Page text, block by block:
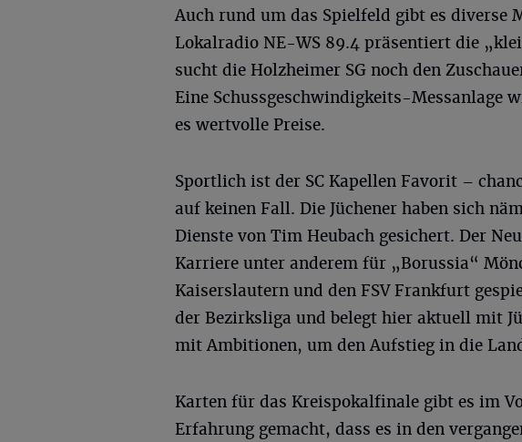
Auch rund um das Spielfeld gibt es diverse
Lokalradio NE-WS 89.4 präsentiert die
sucht die Holzheimer SG noch den
Eine Schussgeschwindigkeits-Messanlage
es wertvolle Preise.
Sportlich ist der SC Kapellen Favorit –
auf keinen Fall. Die Jüchener haben sich
Dienste von Tim Heubach gesichert. Der
Karriere unter anderem für „Borussia“
Kaiserslautern und den FSV Frankfurt
der Bezirksliga und belegt hier aktuell mit
mit Ambitionen, um den Aufstieg in die
Karten für das Kreispokalfinale gibt es im
Erfahrung gemacht, dass es in den